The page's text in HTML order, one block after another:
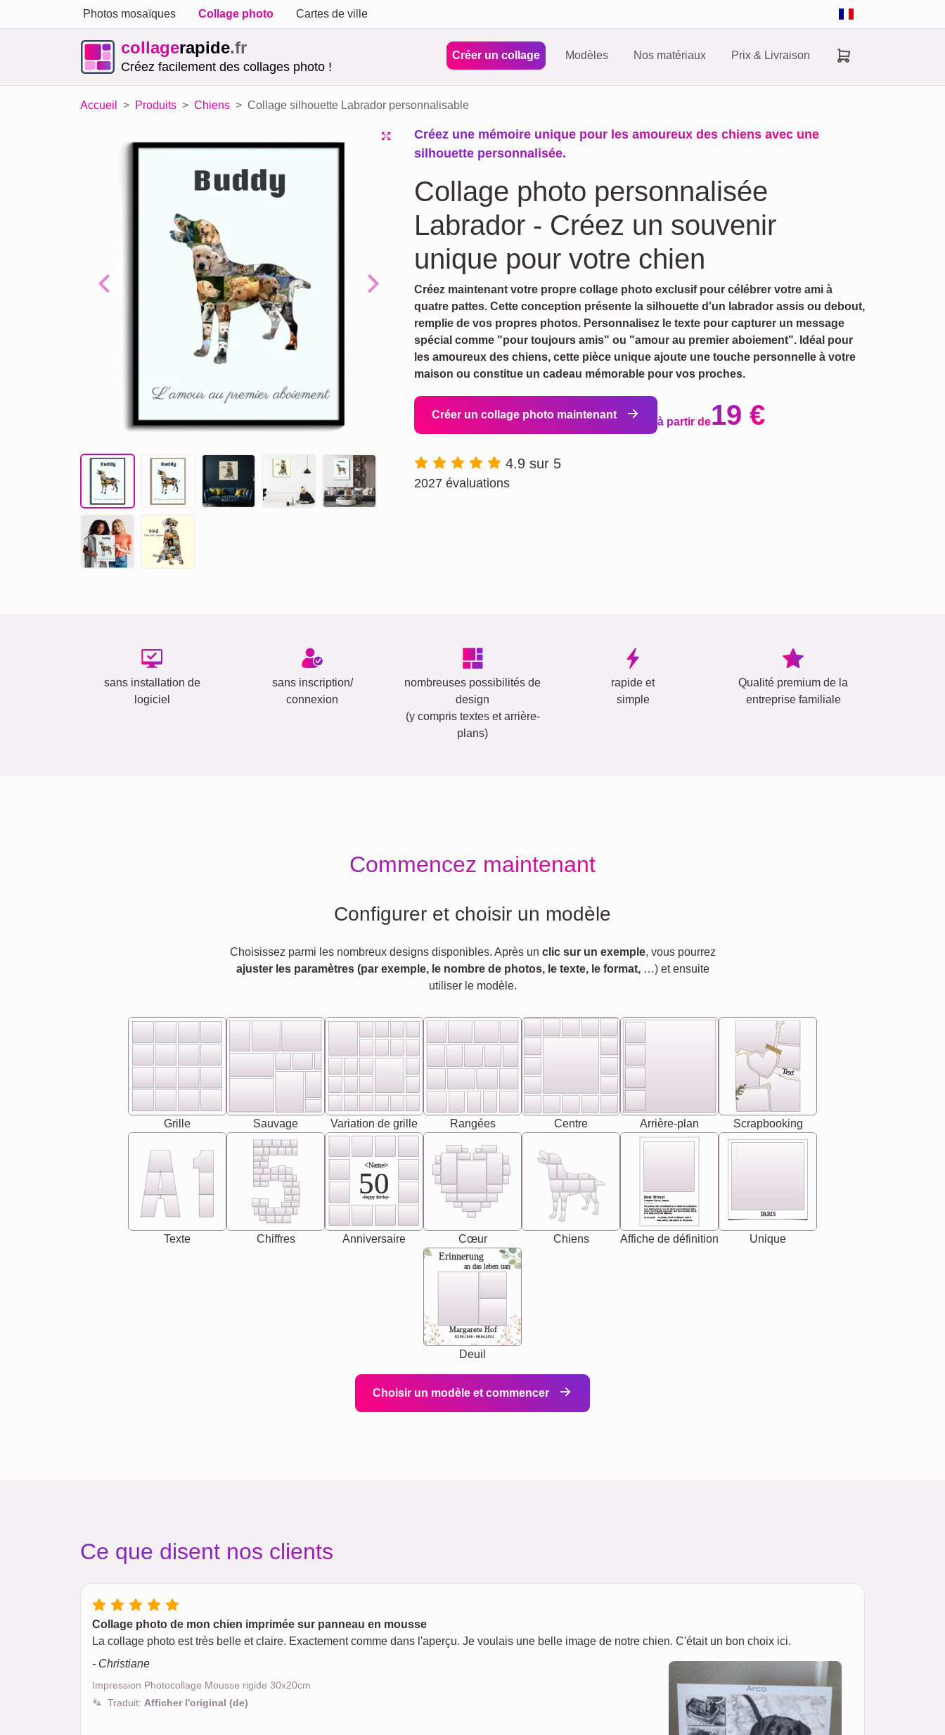
Photos mosaïques Collage photo Cartes de ville
collagerapide.fr
Créez facilement des collages photo !
Créer un collage Modèles Nos matériaux Prix & Livraison
Accueil Produits Chiens Collage silhouette Labrador personnalisable
Previous Next
Créez une mémoire unique pour les amoureux des chiens avec une
silhouette personnalisée.
Collage photo personnalisée
Labrador - Créez un souvenir
unique pour votre chien
Créez maintenant votre propre collage photo exclusif pour célébrer votre ami à
quatre pattes. Cette conception présente la silhouette d'un labrador assis ou debout,
remplie de vos propres photos. Personnalisez le texte pour capturer un message
spécial comme "pour toujours amis" ou "amour au premier aboiement". Idéal pour
les amoureux des chiens, cette pièce unique ajoute une touche personnelle à votre
maison ou constitue un cadeau mémorable pour vos proches.
Créer un collage photo maintenant
à partir de19 €
4.9 sur 5
2027 évaluations
sans installation de
logiciel
sans inscription/
connexion
nombreuses possibilités de
design
(y compris textes et arrière-
plans)
rapide et
simple
Qualité premium de la
entreprise familiale
Commencez maintenant
Configurer et choisir un modèle
Choisissez parmi les nombreux designs disponibles. Après un clic sur un exemple, vous pourrez
ajuster les paramètres (par exemple, le nombre de photos, le texte, le format,…) et ensuite
utiliser le modèle.
Grille Sauvage Variation de grille Rangées Centre Arrière-plan
Text
Scrapbooking
Texte Chiffres
<Name>
50
-Happy Birday-
Anniversaire Cœur Chiens
Best Friend
[<NAME>] Noun, feminie
Synonyms: Soulmate, closet confidante, sister at
heart person, life partner in adventure.
The person who understands you without explanation
you accepts just as you are. She's your partner in life's,
chaos your biggest supporter, and the one with whom
you share your best memories.
Affiche de définition
PARIS
Unique
Erinnerung
an das leben uan
Margarete Hof
02.05.1940 - 08.04.2021
Deuil
Choisir un modèle et commencer
Ce que disent nos clients
Collage photo de mon chien imprimée sur panneau en mousse
La collage photo est très belle et claire. Exactement comme dans l'aperçu. Je voulais une belle image de notre chien. C'était un bon choix ici.
- Christiane
Impression Photocollage Mousse rigide 30x20cm
Traduit: Afficher l'original (de)